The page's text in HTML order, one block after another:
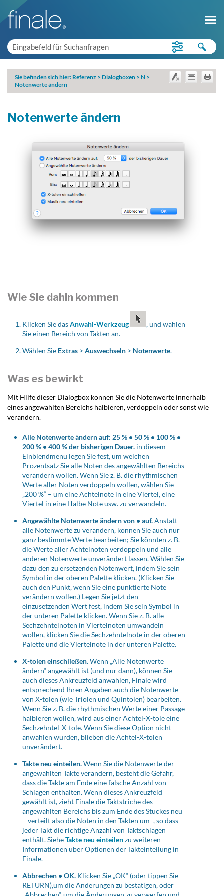
Sie befinden sich hier: Referenz > Dialogboxen > N >
Notenwerte ändern
Notenwerte ändern
Wie Sie dahin kommen
Klicken Sie dasAnwahl-Werkzeug
, und wählen
Sie einen Bereich von Takten an.
Wählen Sie Extras > Auswechseln > Notenwerte.
Was es bewirkt
Mit Hilfe dieser Dialogbox können Sie die Notenwerte innerhalb
eines angewählten Bereichs halbieren, verdoppeln oder sonst wie
verändern.
Alle Notenwerte ändern auf: 25 % • 50 % • 100 % •
200 % • 400 % der bisherigen Dauer. in diesem
Einblendmenü legen Sie fest, um welchen
Prozentsatz Sie alle Noten des angewählten Bereichs
verändern wollen. Wenn Sie z. B. die rhythmischen
Werte aller Noten verdoppeln wollen, wählen Sie
„200 %“ – um eine Achtelnote in eine Viertel, eine
Viertel in eine Halbe Note usw. zu verwandeln.
Angewählte Notenwerte ändern von • auf.Anstatt
alle Notenwerte zu verändern, können Sie auch nur
ganz bestimmte Werte bearbeiten; Sie könnten z. B.
die Werte aller Achtelnoten verdoppeln und alle
anderen Notenwerte unverändert lassen. Wählen Sie
dazu den zu ersetzenden Notenwert, indem Sie sein
Symbol in der oberen Palette klicken. (Klicken Sie
auch den Punkt, wenn Sie eine punktierte Note
verändern wollen.) Legen Sie jetzt den
einzusetzenden Wert fest, indem Sie sein Symbol in
der unteren Palette klicken. Wenn Sie z. B. alle
Sechzehntelnoten in Viertelnoten umwandeln
wollen, klicken Sie die Sechzehntelnote in der oberen
Palette und die Viertelnote in der unteren Palette.
X-tolen einschließen.Wenn „Alle Notenwerte
ändern“ angewählt ist (und nur dann), können Sie
auch dieses Ankreuzfeld anwählen, Finale wird
entsprechend Ihren Angaben auch die Notenwerte
von X-tolen (wie Triolen und Quintolen) bearbeiten.
Wenn Sie z. B. die rhythmischen Werte einer Passage
halbieren wollen, wird aus einer Achtel-X-tole eine
Sechzehntel-X-tole. Wenn Sie diese Option nicht
anwählen würden, blieben die Achtel-X-tolen
unverändert.
Takte neu einteilen.Wenn Sie die Notenwerte der
angewählten Takte verändern, besteht die Gefahr,
dass die Takte am Ende eine falsche Anzahl von
Schlägen enthalten. Wenn dieses Ankreuzfeld
gewählt ist, zieht Finale die Taktstriche des
angewählten Bereichs bis zum Ende des Stückes neu
– verteilt also die Noten in den Takten um -, so dass
jeder Takt die richtige Anzahl von Taktschlägen
enthält. SieheTakte neu einteilenzu weiteren
Informationen über Optionen der Takteinteilung in
Finale.
Abbrechen • OK. Klicken Sie „OK“ (oder tippen Sie
RETURN),um die Änderungen zu bestätigen, oder